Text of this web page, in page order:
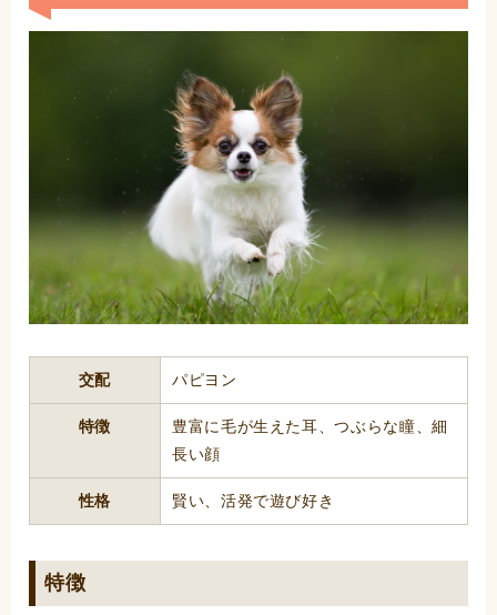
交配 パピヨン
特徴
豊富に毛が生えた耳、つぶらな瞳、細
長い顔
性格 賢い、活発で遊び好き
特徴